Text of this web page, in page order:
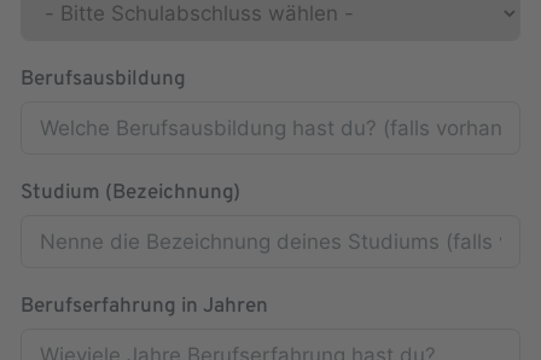
Berufsausbildung
Studium (Bezeichnung)
Berufserfahrung in Jahren